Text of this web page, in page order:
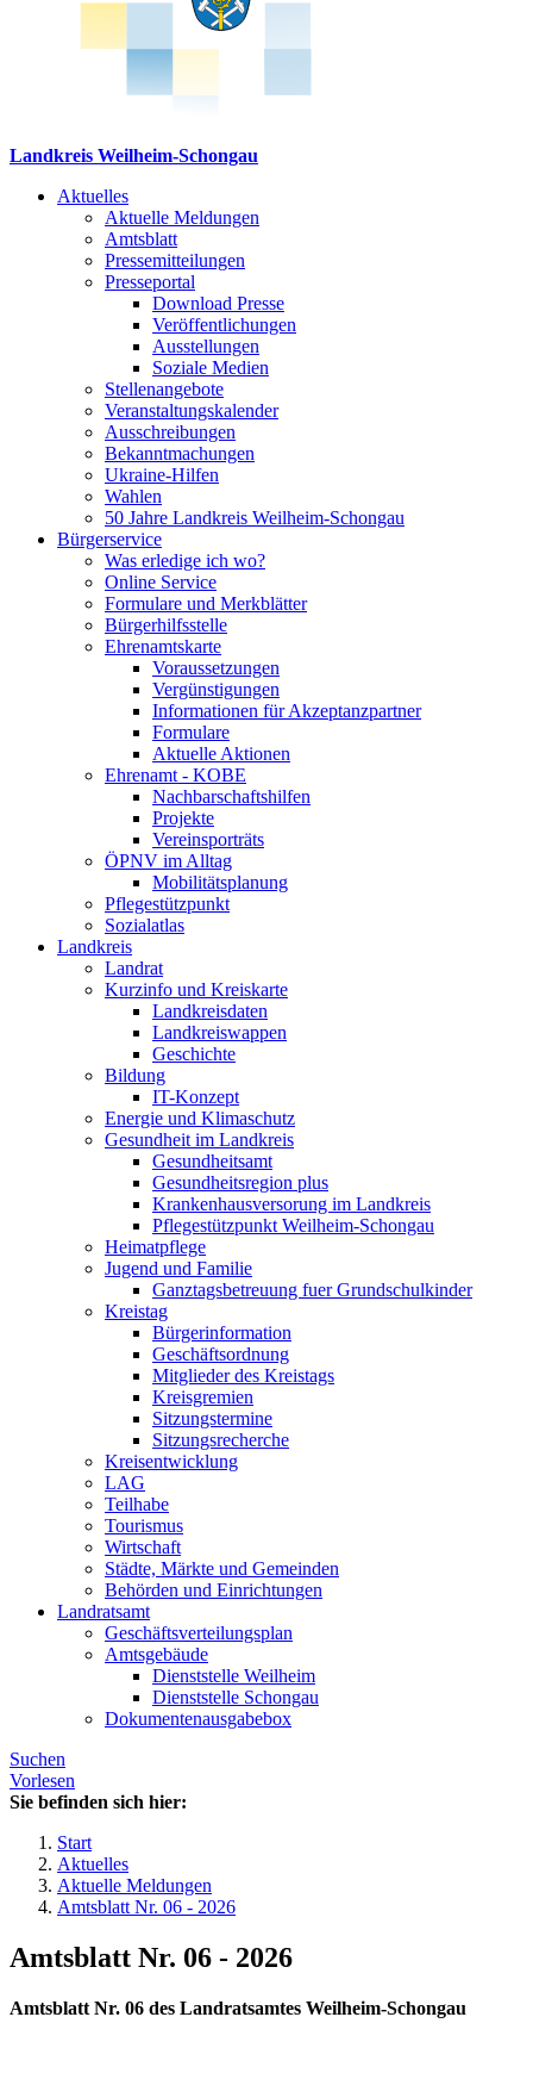
Landkreis Weilheim-Schongau
Aktuelles
Aktuelle Meldungen
Amtsblatt
Pressemitteilungen
Presseportal
Download Presse
Veröffentlichungen
Ausstellungen
Soziale Medien
Stellenangebote
Veranstaltungskalender
Ausschreibungen
Bekanntmachungen
Ukraine-Hilfen
Wahlen
50 Jahre Landkreis Weilheim-Schongau
Bürgerservice
Was erledige ich wo?
Online Service
Formulare und Merkblätter
Bürgerhilfsstelle
Ehrenamtskarte
Voraussetzungen
Vergünstigungen
Informationen für Akzeptanzpartner
Formulare
Aktuelle Aktionen
Ehrenamt - KOBE
Nachbarschaftshilfen
Projekte
Vereinsporträts
ÖPNV im Alltag
Mobilitätsplanung
Pflegestützpunkt
Sozialatlas
Landkreis
Landrat
Kurzinfo und Kreiskarte
Landkreisdaten
Landkreiswappen
Geschichte
Bildung
IT-Konzept
Energie und Klimaschutz
Gesundheit im Landkreis
Gesundheitsamt
Gesundheitsregion plus
Krankenhausversorung im Landkreis
Pflegestützpunkt Weilheim-Schongau
Heimatpflege
Jugend und Familie
Ganztagsbetreuung fuer Grundschulkinder
Kreistag
Bürgerinformation
Geschäftsordnung
Mitglieder des Kreistags
Kreisgremien
Sitzungstermine
Sitzungsrecherche
Kreisentwicklung
LAG
Teilhabe
Tourismus
Wirtschaft
Städte, Märkte und Gemeinden
Behörden und Einrichtungen
Landratsamt
Geschäftsverteilungsplan
Amtsgebäude
Dienststelle Weilheim
Dienststelle Schongau
Dokumentenausgabebox
Suchen
Vorlesen
Sie befinden sich hier:
Start
Aktuelles
Aktuelle Meldungen
Amtsblatt Nr. 06 - 2026
Amtsblatt Nr. 06 - 2026
Amtsblatt Nr. 06 des Landratsamtes Weilheim-Schongau